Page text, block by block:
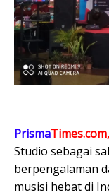
PrismaTimes.com,
Studio sebagai
berpengalaman
musisi hebat di